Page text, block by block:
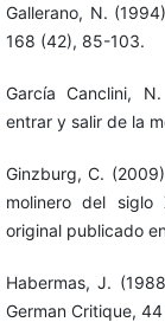
Gallerano, N.
168 (42), 85-103.
García Canclini,
entrar y salir de la
Ginzburg, C.
molinero del siglo
original publicado
Habermas, J.
German Critique,